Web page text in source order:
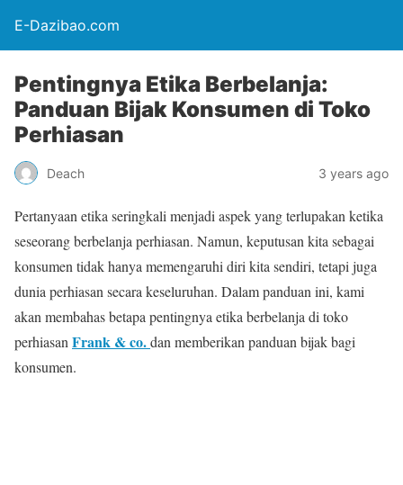
E-Dazibao.com
Pentingnya Etika Berbelanja:
Panduan Bijak Konsumen di Toko
Perhiasan
Deach 3 years ago
Pertanyaan etika seringkali menjadi aspek yang terlupakan ketika
seseorang berbelanja perhiasan. Namun, keputusan kita sebagai
konsumen tidak hanya memengaruhi diri kita sendiri, tetapi juga
dunia perhiasan secara keseluruhan. Dalam panduan ini, kami
akan membahas betapa pentingnya etika berbelanja di toko
perhiasan Frank & co.dan memberikan panduan bijak bagi
konsumen.